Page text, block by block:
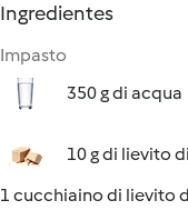
Ingredientes
Impasto
350 g di acqua
10 g di lievito
1 cucchiaino di lievito